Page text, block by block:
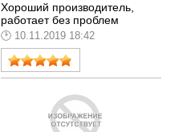
Хороший производитель,
работает без проблем
10.11.2019 18:42